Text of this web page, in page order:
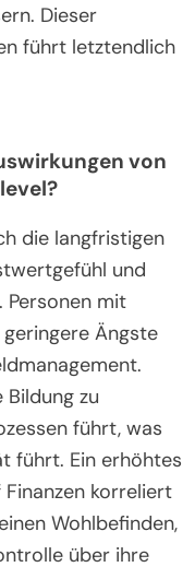
Dieser
führt letztendlich
von
die langfristigen
und
Personen mit
Ängste
Bildung zu
führt, was
führt. Ein erhöhtes
korreliert
Wohlbefinden,
über ihre